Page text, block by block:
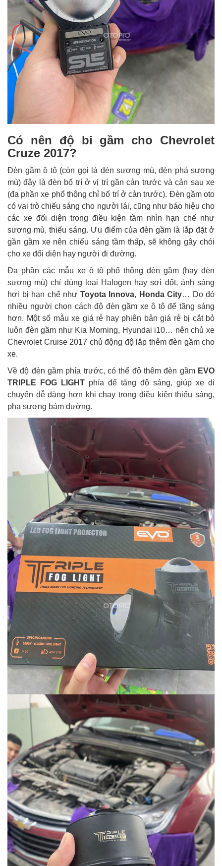
Có nên độ bi gầm cho Chevrolet
Cruze 2017?
Đèn gầm ô tô (còn gọi là đèn sương mù, đèn phá sương
mù) đây là đèn bố trí ở vị trí gần cản trước và cản sau xe
(đa phần xe phổ thông chỉ bố trí ở cản trước). Đèn gầm oto
có vai trò chiếu sáng cho người lái, cũng như báo hiệu cho
các xe đối diện trong điều kiện tầm nhìn hạn chế như
sương mù, thiếu sáng. Ưu điểm của đèn gầm là lắp đặt ở
gần gầm xe nên chiếu sáng tầm thấp, sẽ không gây chói
cho xe đối diện hay người đi đường.
Đa phần các mẫu xe ô tô phổ thông đèn gầm (hay đèn
sương mù) chỉ dùng loại Halogen hay sợi đốt, ánh sáng
hơi bị hạn chế như Toyota Innova, Honda City… Do đó
nhiều người chọn cách độ đèn gầm xe ô tô để tăng sáng
hơn. Một số mẫu xe giá rẻ hay phiên bản giá rẻ bị cắt bỏ
luôn đèn gầm như Kia Morning, Hyundai i10… nên chủ xe
Chevrolet Cruise 2017 chủ động độ lắp thêm đèn gầm cho
xe.
Về độ đèn gầm phía trước, có thể độ thêm đèn gầm EVO
TRIPLE FOG LIGHT phía để tăng độ sáng, giúp xe di
chuyển dễ dàng hơn khi chạy trong điều kiện thiếu sáng,
pha sương bám đường.